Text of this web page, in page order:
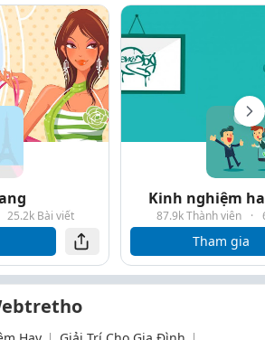
25.2k Bài viết
Kinh nghiệm
87.9k Thành viên ·
Tham gia